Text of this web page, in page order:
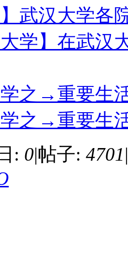
】武汉大学各
大学】在武汉
之→重要生
之→重要生
: 0|帖子: 4701|